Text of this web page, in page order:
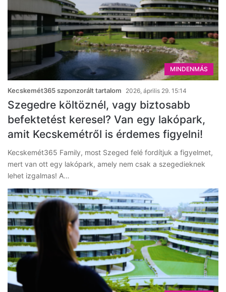
MINDENMÁS
Kecskemét365 szponzorált tartalom 2026, április 29. 15:14
Szegedre költöznél, vagy biztosabb
befektetést keresel? Van egy lakópark,
amit Kecskemétről is érdemes figyelni!
Kecskemét365 Family, most Szeged felé fordítjuk a figyelmet,
mert van ott egy lakópark, amely nem csak a szegedieknek
lehet izgalmas! A…